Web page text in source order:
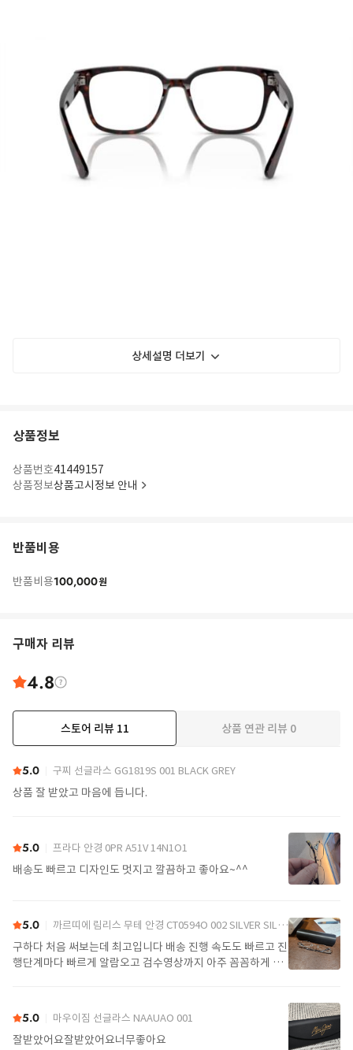
상세설명 더보기
상품정보
상품번호41449157
상품정보상품고시정보 안내
반품비용
반품비용100,000원
구매자 리뷰
4.8
스토어 리뷰 11 상품 연관 리뷰 0
5.0 구찌 선글라스 GG1819S 001 BLACK GREY
상품 잘 받았고 마음에 듭니다.
5.0 프라다 안경 0PR A51V 14N1O1
배송도 빠르고 디자인도 멋지고 깔끔하고 좋아요~^^
5.0 까르띠에 림리스 무테 안경 CT0594O 002 SILVER SILVER TRANSPARENT
구하다 처음 써보는데 최고입니다 배송 진행 속도도 빠르고 진
행단계마다 빠르게 알람오고 검수영상까지 아주 꼼꼼하게 찍
5.0 마우이짐 선글라스 NAAUAO 001
잘받았어요잘받았어요너무좋아요